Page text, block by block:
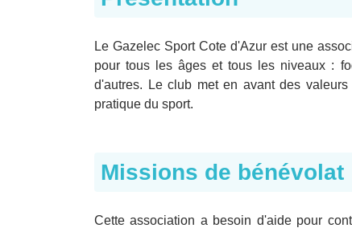
Le Gazelec Sport Cote d'Azur est une
pour tous les âges et tous les niveaux :
d'autres. Le club met en avant des
pratique du sport.
Missions de bénévolat
Cette association a besoin d'aide pour